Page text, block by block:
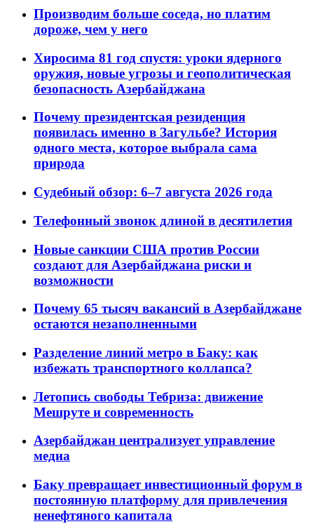
Производим больше соседа, но платим
дороже, чем у него
Хиросима 81 год спустя: уроки ядерного
оружия, новые угрозы и геополитическая
безопасность Азербайджана
Почему президентская резиденция
появилась именно в Загульбе? История
одного места, которое выбрала сама
природа
Судебный обзор: 6–7 августа 2026 года
Телефонный звонок длиной в десятилетия
Новые санкции США против России
создают для Азербайджана риски и
возможности
Почему 65 тысяч вакансий в Азербайджане
остаются незаполненными
Разделение линий метро в Баку: как
избежать транспортного коллапса?
Летопись свободы Тебриза: движение
Мешруте и современность
Азербайджан централизует управление
медиа
Баку превращает инвестиционный форум в
постоянную платформу для привлечения
ненефтяного капитала